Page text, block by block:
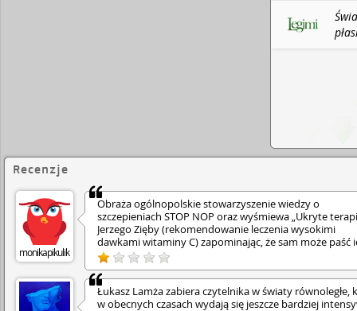
Recenzje
monikapikulik
Obraża ogólnopolskie stowarzyszenie wiedzy o
szczepieniach STOP NOP oraz wyśmiewa „Ukryte
Jerzego Zięby (rekomendowanie leczenia wysokimi
dawkami witaminy C) zapominając, że sam może paść
ofiarą i potrzebować takiej terapii. Całkowity brak
Łukasz Lamża zabiera czytelnika w światy równoległe,
w obecnych czasach wydają się jeszcze bardziej